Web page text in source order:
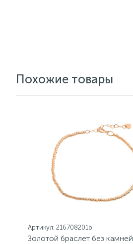
Похожие товары
Артикул: 216708201b
Золотой браслет без камней